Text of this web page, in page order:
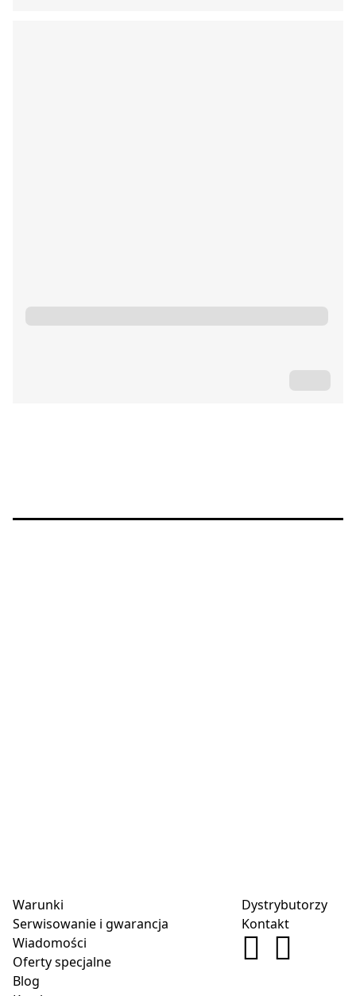
Warunki
Serwisowanie i gwarancja
Wiadomości
Oferty specjalne
Blog
Dystrybutorzy
Kontakt